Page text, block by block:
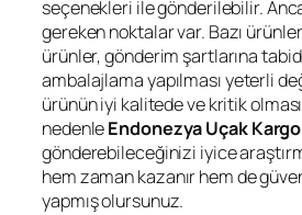
seçenekleri ile gönderilebilir.
gereken noktalar var. Bazı
ürünler, gönderim şartlarına
ambalajlama yapılması yeterli
ürünün iyi kalitede ve kritik
nedenleEndonezya Uçak Kargo
gönderebileceğinizi iyice
hem zaman kazanır hem de
yapmış olursunuz.